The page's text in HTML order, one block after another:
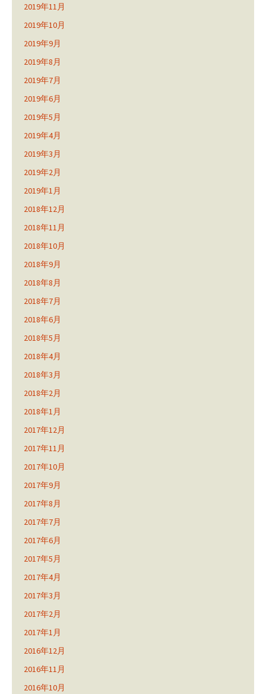
2019年11月
2019年10月
2019年9月
2019年8月
2019年7月
2019年6月
2019年5月
2019年4月
2019年3月
2019年2月
2019年1月
2018年12月
2018年11月
2018年10月
2018年9月
2018年8月
2018年7月
2018年6月
2018年5月
2018年4月
2018年3月
2018年2月
2018年1月
2017年12月
2017年11月
2017年10月
2017年9月
2017年8月
2017年7月
2017年6月
2017年5月
2017年4月
2017年3月
2017年2月
2017年1月
2016年12月
2016年11月
2016年10月